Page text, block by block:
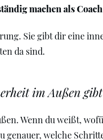
machen als Coach
Sie gibt dir eine
da sind.
im Außen gibt
Wenn du weißt,
genauer, welche